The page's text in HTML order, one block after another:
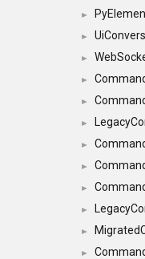
►
►
►
►
►
►
►
►
►
►
►
►